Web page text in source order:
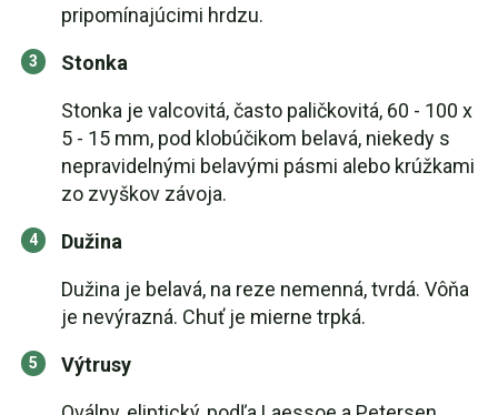
pripomínajúcimi hrdzu.
Stonka
Stonka je valcovitá, často paličkovitá, 60 - 100 x
5 - 15 mm, pod klobúčikom belavá, niekedy s
nepravidelnými belavými pásmi alebo krúžkami
zo zvyškov závoja.
Dužina
Dužina je belavá, na reze nemenná, tvrdá. Vôňa
je nevýrazná. Chuť je mierne trpká.
Výtrusy